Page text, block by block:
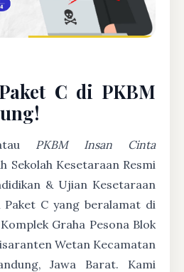
C di PKBM
PKBM Insan Cinta
Sekolah Kesetaraan Resmi
& Ujian Kesetaraan
Paket C yang beralamat di
Graha Pesona Blok
Wetan Kecamatan
Jawa Barat. Kami